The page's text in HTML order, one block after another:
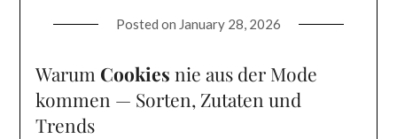
Posted on January 28, 2026
Warum Cookies nie aus der Mode
kommen — Sorten, Zutaten und
Trends